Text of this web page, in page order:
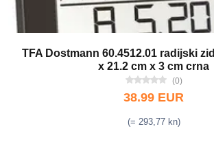
TFA Dostmann 60.4512.01 radijski
x 21.2 cm x 3 cm crna
(0)
38.99 EUR
(= 293,77 kn)